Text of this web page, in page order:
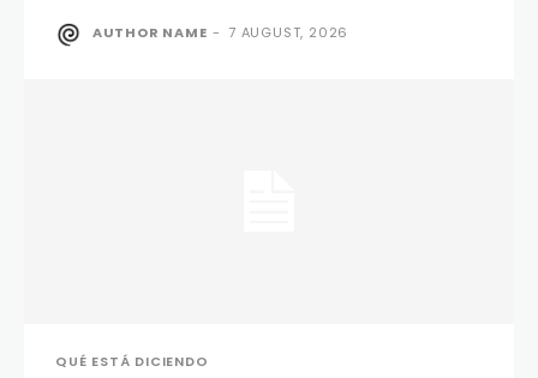
AUTHOR NAME - 7 AUGUST, 2026
QUÉ ESTÁ DICIENDO